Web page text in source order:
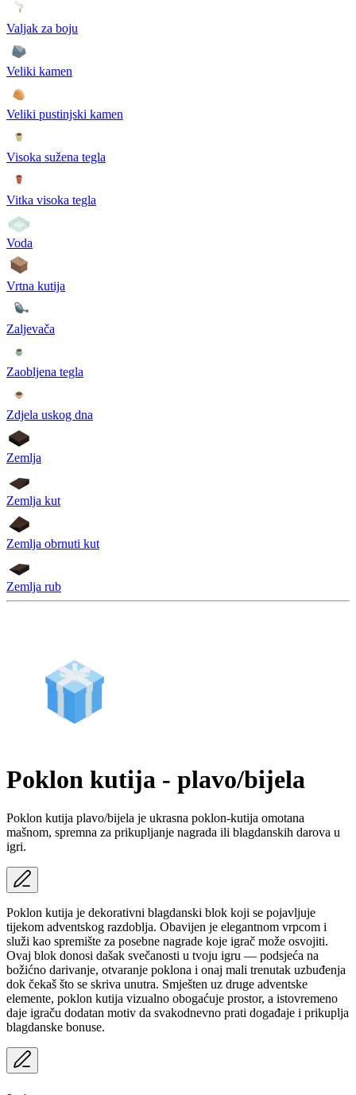
Valjak za boju
Veliki kamen
Veliki pustinjski kamen
Visoka sužena tegla
Vitka visoka tegla
Voda
Vrtna kutija
Zaljevača
Zaobljena tegla
Zdjela uskog dna
Zemlja
Zemlja kut
Zemlja obrnuti kut
Zemlja rub
Poklon kutija - plavo/bijela
Poklon kutija plavo/bijela je ukrasna poklon-kutija omotana
mašnom, spremna za prikupljanje nagrada ili blagdanskih darova u
igri.
Poklon kutija je dekorativni blagdanski blok koji se pojavljuje
tijekom adventskog razdoblja. Obavijen je elegantnom vrpcom i
služi kao spremište za posebne nagrade koje igrač može osvojiti.
Ovaj blok donosi dašak svečanosti u tvoju igru — podsjeća na
božićno darivanje, otvaranje poklona i onaj mali trenutak uzbuđenja
dok čekaš što se skriva unutra. Smješten uz druge adventske
elemente, poklon kutija vizualno obogaćuje prostor, a istovremeno
daje igraču dodatan motiv da svakodnevno prati događaje i prikuplja
blagdanske bonuse.